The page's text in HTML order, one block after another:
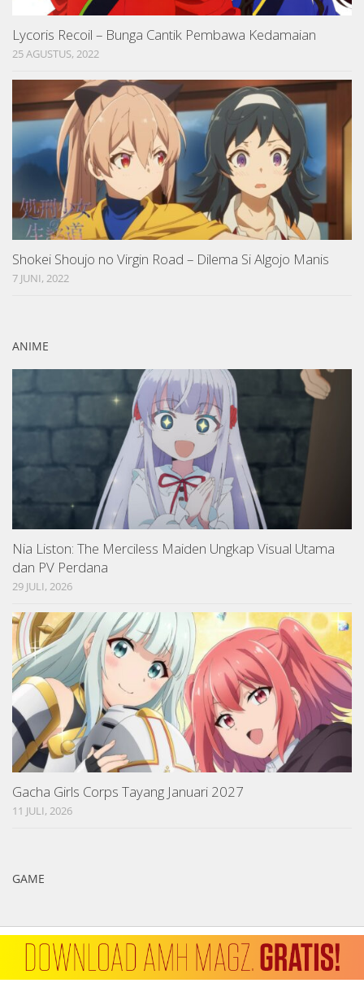
Lycoris Recoil – Bunga Cantik Pembawa Kedamaian
25 AGUSTUS, 2022
Shokei Shoujo no Virgin Road – Dilema Si Algojo Manis
7 JUNI, 2022
ANIME
Nia Liston: The Merciless Maiden Ungkap Visual Utama
dan PV Perdana
29 JULI, 2026
Gacha Girls Corps Tayang Januari 2027
11 JULI, 2026
GAME